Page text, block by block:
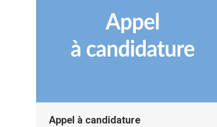
Appel à candidature